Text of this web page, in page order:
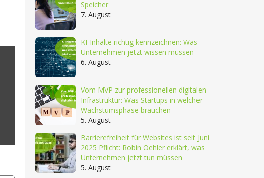
Speicher
7. August
KI-Inhalte richtig kennzeichnen: Was
Unternehmen jetzt wissen müssen
6. August
Vom MVP zur professionellen digitalen
Infrastruktur: Was Startups in welcher
Wachstumsphase brauchen
5. August
Barrierefreiheit für Websites ist seit Juni
2025 Pflicht: Robin Oehler erklärt, was
Unternehmen jetzt tun müssen
5. August